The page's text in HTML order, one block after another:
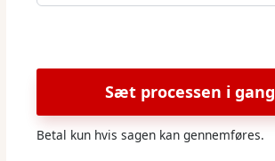
Sæt processen i
Betal kun hvis sagen kan gennemføres.